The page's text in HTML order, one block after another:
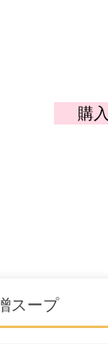
購
スープ